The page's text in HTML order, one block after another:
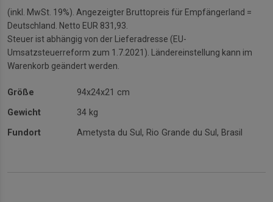
(inkl. MwSt. 19%). Angezeigter Bruttopreis für Empfängerland =
Deutschland. Netto EUR 831,93.
Steuer ist abhängig von der Lieferadresse (EU-
Umsatzsteuerreform zum 1.7.2021). Ländereinstellung kann im
Warenkorb geändert werden.
Größe
94x24x21 cm
Gewicht
34 kg
Fundort
Ametysta du Sul, Rio Grande du Sul, Brasil